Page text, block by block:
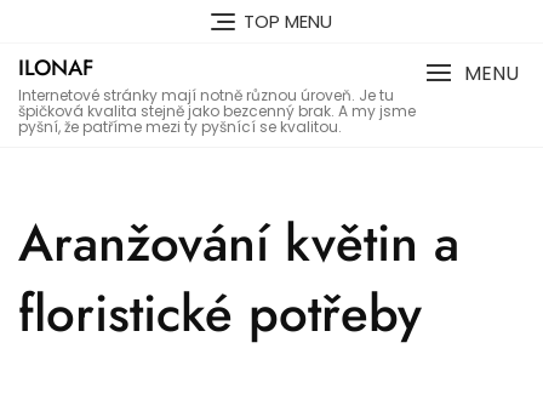
content
TOP MENU
ILONAF
Internetové stránky mají notně různou úroveň. Je tu
špičková kvalita stejně jako bezcenný brak. A my jsme
pyšní, že patříme mezi ty pyšnící se kvalitou.
MENU
Aranžování květin a
floristické potřeby